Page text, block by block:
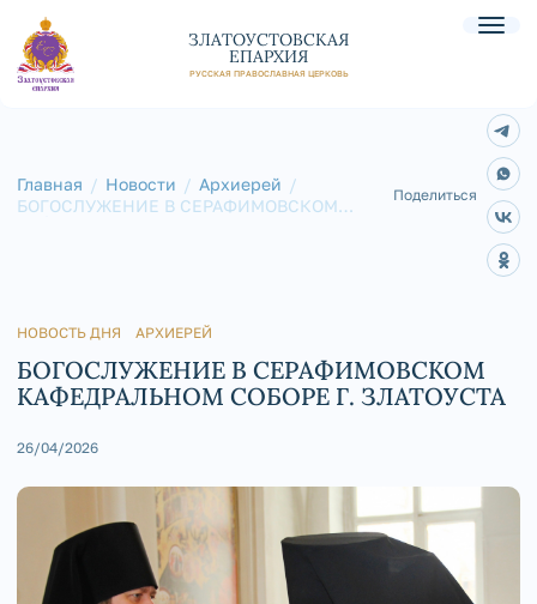
ЗЛАТОУСТОВСКАЯ
ЕПАРХИЯ
РУССКАЯ ПРАВОСЛАВНАЯ ЦЕРКОВЬ
Главная Новости
Архиерей
БОГОСЛУЖЕНИЕ В СЕРАФИМОВСКОМ
Поделиться
НОВОСТЬ ДНЯ АРХИЕРЕЙ
БОГОСЛУЖЕНИЕ В СЕРАФИМОВСКОМ
КАФЕДРАЛЬНОМ СОБОРЕ Г. ЗЛАТОУСТА
26/04/2026